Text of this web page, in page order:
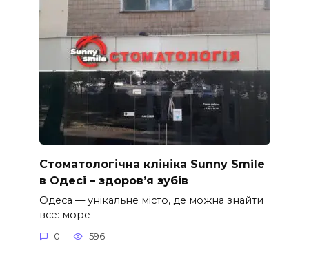
Стоматологічна клініка Sunny Smile
в Одесі – здоров’я зубів
Одеса — унікальне місто, де можна знайти
все: море
0 596